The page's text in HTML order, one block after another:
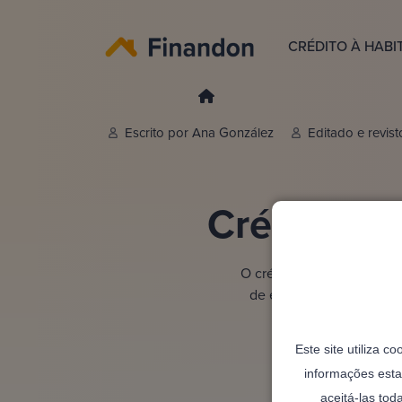
Este site utiliza
informações
aceitá-las
CRÉDITO À
Escrito porAna González Editado e
Crédito
O crédito habitação
de entrada inicial, ideal